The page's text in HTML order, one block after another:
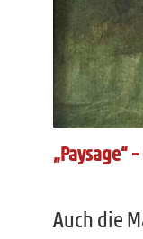
„Paysage“
Auch die